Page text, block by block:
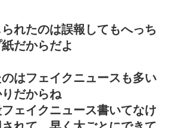
れたのは誤報してもへっち
だからだよ
はフェイクニュースも多い
だからね
ェイクニュース書いてなけ